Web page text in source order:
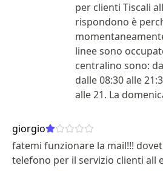
per clienti Tiscali
rispondono è
linee sono
centralino sono:
dalle 08:30 alle
alle 21. La
giorgio
fatemi funzionare la mail!!!
telefono per il servizio clienti all